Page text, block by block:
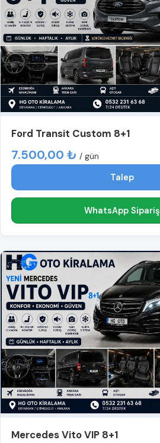
Ford Transit Custom 8+1
7.500,00 ₺ / gün
Talep
WhatsApp Sipariş
Mercedes Vito VIP 8+1